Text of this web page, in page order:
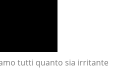
tutti quanto sia irritante